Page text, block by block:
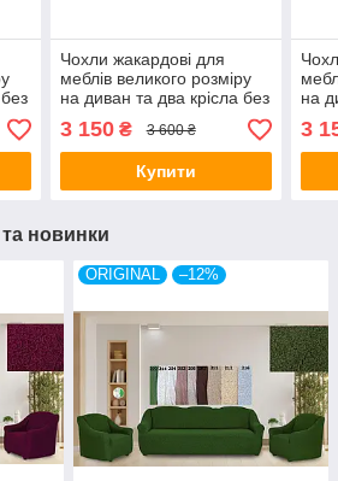
Чохли жакардові для
меблів великого розміру
на диван та два крісла без
оборки натяжні Venera
медовий
3 150₴ 3 600 ₴
Купити
на
3
та новинки
ORIGINAL –12%